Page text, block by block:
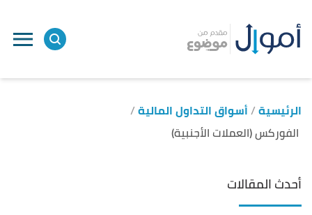
الرئيسية أسواق التداول المالية
الفوركس (العملات الأجنبية)
أحدث المقالات